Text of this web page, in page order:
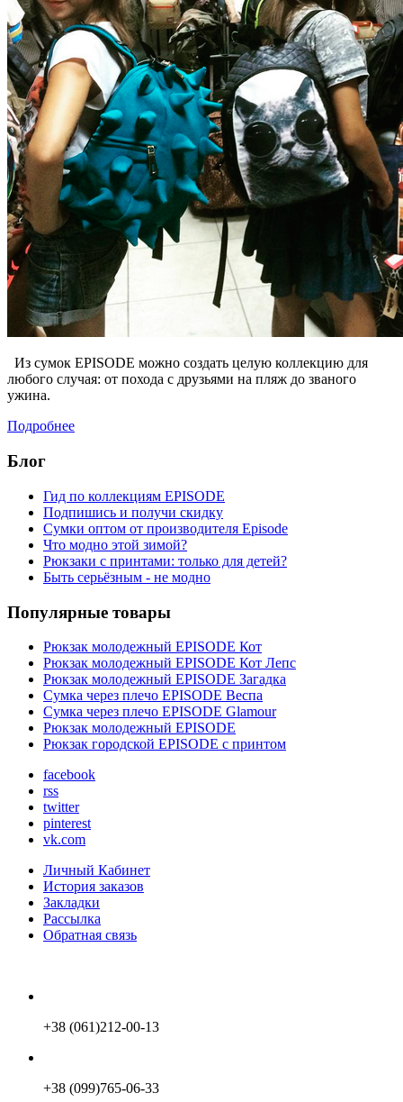
Из сумок EPISODE можно создать целую коллекцию для
любого случая: от похода с друзьями на пляж до званого
ужина.
Подробнее
Блог
Гид по коллекциям EPISODE
Подпишись и получи скидку
Сумки оптом от производителя Episode
Что модно этой зимой?
Рюкзаки с принтами: только для детей?
Быть серьёзным - не модно
Популярные товары
Рюкзак молодежный EPISODE Кот
Рюкзак молодежный EPISODE Кот Лепс
Рюкзак молодежный EPISODE Загадка
Сумка через плечо EPISODE Веспа
Сумка через плечо EPISODE Glamour
Рюкзак молодежный EPISODE
Рюкзак городской EPISODE с принтом
facebook
rss
twitter
pinterest
vk.com
Личный Кабинет
История заказов
Закладки
Рассылка
Обратная связь
+38 (061)212-00-13
+38 (099)765-06-33